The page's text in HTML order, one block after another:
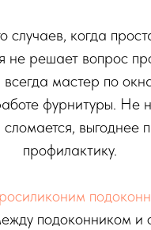
случаев, когда
не решает вопрос
мастер по
фурнитуры. Не
выгоднее
профилактику.
подоконником и